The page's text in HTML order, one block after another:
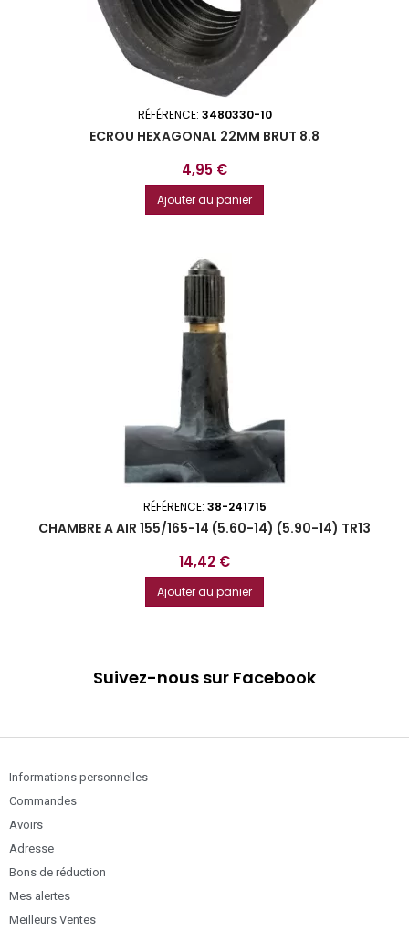
RÉFÉRENCE: 3480330-10
ECROU HEXAGONAL 22MM BRUT 8.8
Prix
4,95 €
Ajouter au panier
RÉFÉRENCE: 38-241715
CHAMBRE A AIR 155/165-14 (5.60-14) (5.90-14) TR13
Prix
14,42 €
Ajouter au panier
Suivez-nous sur Facebook
Informations personnelles
Commandes
Avoirs
Adresse
Bons de réduction
Mes alertes
Meilleurs Ventes